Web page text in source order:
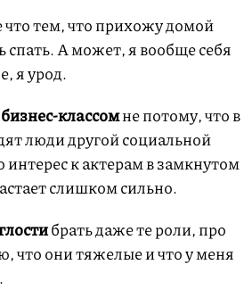
что тем, что прихожу домой
А может, я вообще себя
я урод.
классомне потому, что в
люди другой социальной
к актерам в замкнутом
слишком сильно.
брать даже те роли, про
что они тяжелые и что у меня